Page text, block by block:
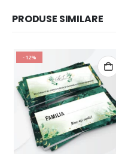
PRODUSE SIMILARE
-12%